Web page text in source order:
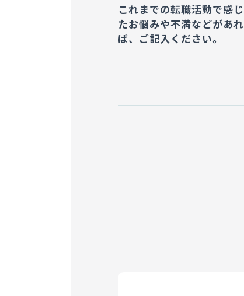
これまでの転職活動で感じ
たお悩みや不満などがあれ
ば、 ご記入ください。